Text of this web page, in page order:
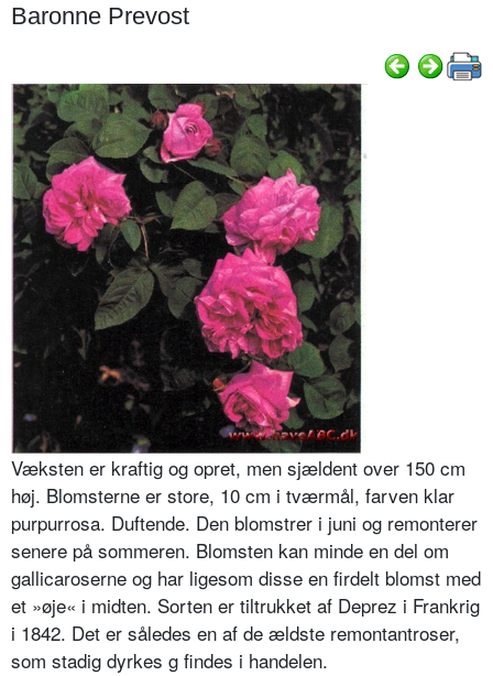
Baronne Prevost
Væksten er kraftig og opret, men sjældent over 150 cm
høj. Blomsterne er store, 10 cm i tværmål, farven klar
purpurrosa. Duftende. Den blomstrer i juni og remonterer
senere på sommeren. Blomsten kan minde en del om
gallicaroserne og har ligesom disse en firdelt blomst med
et »øje« i midten. Sorten er tiltrukket af Deprez i Frankrig
i 1842. Det er således en af de ældste remontantroser,
som stadig dyrkes g findes i handelen.